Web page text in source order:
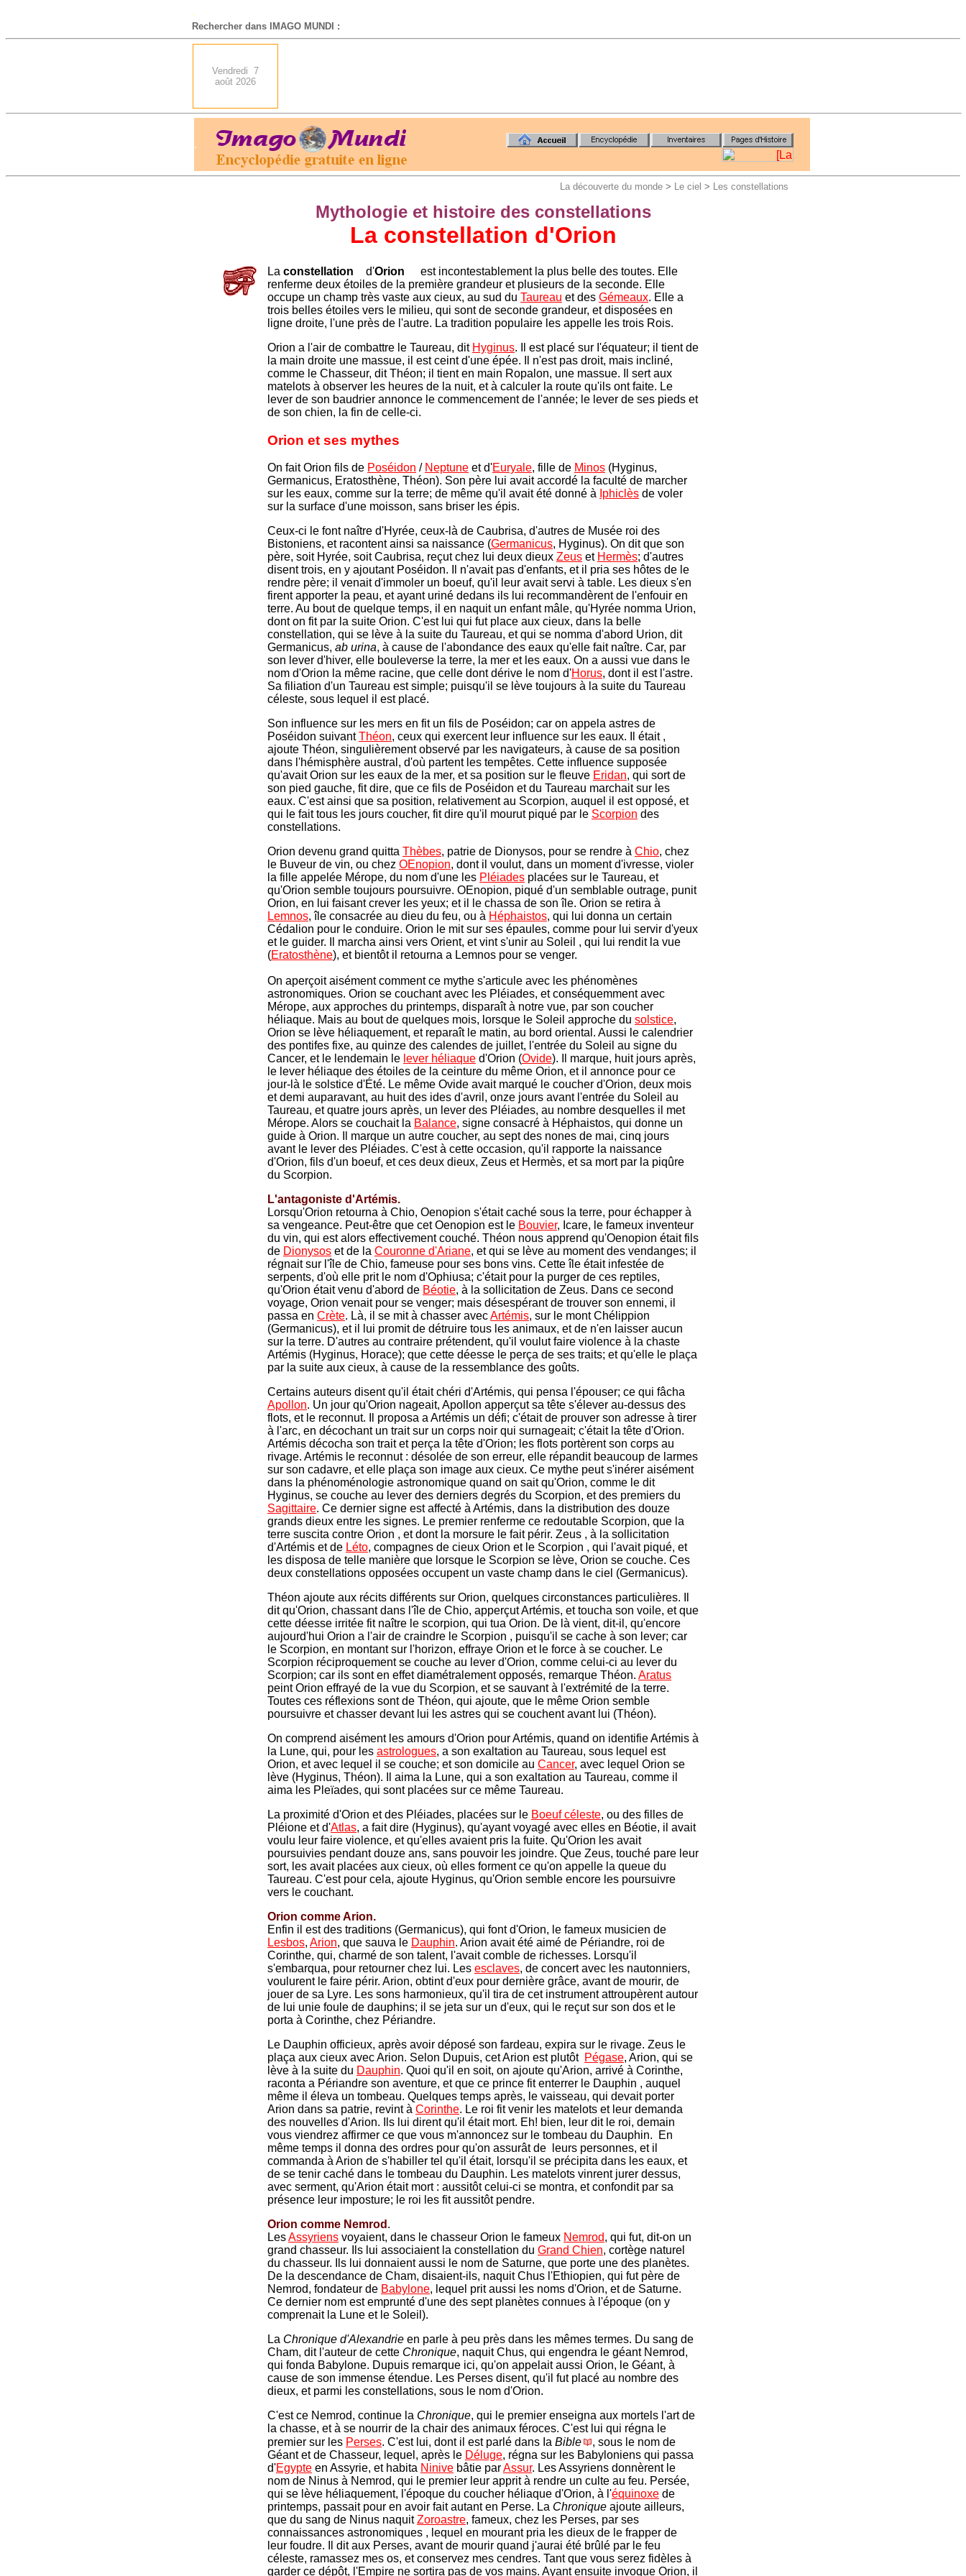
-
Rechercher dans IMAGO MUNDI :
Vendredi 7
août 2026
.
La découverte du monde > Le ciel > Les constellations
Mythologie et histoire des constellations
La constellation d'Orion
La constellation d'Orion
est incontestablement la plus belle des toutes. Elle
renferme deux étoiles de la première grandeur et plusieurs de la seconde. Elle
occupe un champ très vaste aux cieux, au sud du Taureau et des Gémeaux. Elle a
trois belles étoiles vers le milieu, qui sont de seconde grandeur, et disposées en
ligne droite, l'une près de l'autre. La tradition populaire les appelle les trois Rois.
Orion a l'air de combattre le Taureau, dit Hyginus. Il est placé sur I'équateur; il tient de
la main droite une massue, il est ceint d'une épée. Il n'est pas droit, mais incliné,
comme le Chasseur, dit Théon; il tient en main Ropalon, une massue. Il sert aux
matelots à observer les heures de la nuit, et à calculer la route qu'ils ont faite. Le
lever de son baudrier annonce le commencement de l'année; le lever de ses pieds et
de son chien, la fin de celle-ci.
Orion et ses mythes
On fait Orion fils de Poséidon / Neptune et d'Euryale, fille de Minos (Hyginus,
Germanicus, Eratosthène, Théon). Son père lui avait accordé la faculté de marcher
sur les eaux, comme sur la terre; de même qu'il avait été donné à Iphiclès de voler
sur la surface d'une moisson, sans briser les épis.
Ceux-ci le font naître d'Hyrée, ceux-là de Caubrisa, d'autres de Musée roi des
Bistoniens, et racontent ainsi sa naissance (Germanicus, Hyginus). On dit que son
père, soit Hyrée, soit Caubrisa, reçut chez lui deux dieux Zeus et Hermès; d'autres
disent trois, en y ajoutant Poséidon. Il n'avait pas d'enfants, et il pria ses hôtes de le
rendre père; il venait d'immoler un boeuf, qu'il leur avait servi à table. Les dieux s'en
firent apporter la peau, et ayant uriné dedans ils lui recommandèrent de l'enfouir en
terre. Au bout de quelque temps, il en naquit un enfant mâle, qu'Hyrée nomma Urion,
dont on fit par la suite Orion. C'est lui qui fut place aux cieux, dans la belle
constellation, qui se lève à la suite du Taureau, et qui se nomma d'abord Urion, dit
Germanicus, ab urina, à cause de l'abondance des eaux qu'elle fait naître. Car, par
son lever d'hiver, elle bouleverse la terre, la mer et les eaux. On a aussi vue dans le
nom d'Orion la même racine, que celle dont dérive le nom d'Horus, dont il est l'astre.
Sa filiation d'un Taureau est simple; puisqu'il se lève toujours à la suite du Taureau
céleste, sous lequel il est placé.
Son influence sur les mers en fit un fils de Poséidon; car on appela astres de
Poséidon suivantThéon, ceux qui exercent leur influence sur les eaux. Il était ,
ajoute Théon, singulièrement observé par les navigateurs, à cause de sa position
dans l'hémisphère austral, d'où partent les tempêtes. Cette influence supposée
qu'avait Orion sur les eaux de la mer, et sa position sur le fleuve Eridan, qui sort de
son pied gauche, fit dire, que ce fils de Poséidon et du Taureau marchait sur les
eaux. C'est ainsi que sa position, relativement au Scorpion, auquel il est opposé, et
qui le fait tous les jours coucher, fit dire qu'il mourut piqué par le Scorpion des
constellations.
Orion devenu grand quitta Thèbes, patrie de Dionysos, pour se rendre à Chio, chez
le Buveur de vin, ou chez OEnopion, dont il voulut, dans un moment d'ivresse, violer
la fille appelée Mérope, du nom d'une les Pléiades placées sur le Taureau, et
qu'Orion semble toujours poursuivre. OEnopion, piqué d'un semblable outrage, punit
Orion, en lui faisant crever les yeux; et il le chassa de son île. Orion se retira à
Lemnos, île consacrée au dieu du feu, ou à Héphaistos, qui lui donna un certain
Cédalion pour le conduire. Orion le mit sur ses épaules, comme pour lui servir d'yeux
et le guider. Il marcha ainsi vers Orient, et vint s'unir au Soleil , qui lui rendit la vue
(Eratosthène), et bientôt il retourna a Lemnos pour se venger.
On aperçoit aisément comment ce mythe s'articule avec les phénomènes
astronomiques. Orion se couchant avec les Pléiades, et conséquemment avec
Mérope, aux approches du printemps, disparaît à notre vue, par son coucher
héliaque. Mais au bout de quelques mois, lorsque le Soleil approche du solstice,
Orion se lève héliaquement, et reparaît le matin, au bord oriental. Aussi le calendrier
des pontifes fixe, au quinze des calendes de juillet, l'entrée du Soleil au signe du
Cancer, et le lendemain le lever héliaque d'Orion (Ovide). Il marque, huit jours après,
le lever héliaque des étoiles de la ceinture du même Orion, et il annonce pour ce
jour-là le solstice d'Été. Le même Ovide avait marqué le coucher d'Orion, deux mois
et demi auparavant, au huit des ides d'avril, onze jours avant l'entrée du Soleil au
Taureau, et quatre jours après, un lever des Pléiades, au nombre desquelles il met
Mérope. Alors se couchait la Balance, signe consacré à Héphaistos, qui donne un
guide à Orion. Il marque un autre coucher, au sept des nones de mai, cinq jours
avant le lever des Pléiades. C'est à cette occasion, qu'il rapporte la naissance
d'Orion, fils d'un boeuf, et ces deux dieux, Zeus et Hermès, et sa mort par la piqûre
du Scorpion.
L'antagoniste d'Artémis.
Lorsqu'Orion retourna à Chio, Oenopion s'était caché sous la terre, pour échapper à
sa vengeance. Peut-être que cet Oenopion est le Bouvier, Icare, le fameux inventeur
du vin, qui est alors effectivement couché. Théon nous apprend qu'Oenopion était fils
de Dionysos et de la Couronne d'Ariane, et qui se lève au moment des vendanges; il
régnait sur l'île de Chio, fameuse pour ses bons vins. Cette île était infestée de
serpents, d'où elle prit le nom d'Ophiusa; c'était pour la purger de ces reptiles,
qu'Orion était venu d'abord de Béotie, à la sollicitation de Zeus. Dans ce second
voyage, Orion venait pour se venger; mais désespérant de trouver son ennemi, il
passa en Crète. Là, il se mit à chasser avecArtémis, sur le mont Chélippion
(Germanicus), et il lui promit de détruire tous les animaux, et de n'en laisser aucun
sur la terre. D'autres au contraire prétendent, qu'il voulut faire violence à la chaste
Artémis (Hyginus, Horace); que cette déesse le perça de ses traits; et qu'elle le plaça
par la suite aux cieux, à cause de la ressemblance des goûts.
Certains auteurs disent qu'il était chéri d'Artémis, qui pensa l'épouser; ce qui fâcha
Apollon. Un jour qu'Orion nageait, Apollon apperçut sa tête s'élever au-dessus des
flots, et le reconnut. Il proposa a Artémis un défi; c'était de prouver son adresse à tirer
à l'arc, en décochant un trait sur un corps noir qui surnageait; c'était la tête d'Orion.
Artémis décocha son trait et perça la tête d'Orion; les flots portèrent son corps au
rivage. Artémis le reconnut : désolée de son erreur, elle répandit beaucoup de larmes
sur son cadavre, et elle plaça son image aux cieux. Ce mythe peut s'inérer aisément
dans la phénoménologie astronomique quand on sait qu'Orion, comme le dit
Hyginus, se couche au lever des derniers degrés du Scorpion, et des premiers du
Sagittaire. Ce dernier signe est affecté à Artémis, dans la distribution des douze
grands dieux entre les signes. Le premier renferme ce redoutable Scorpion, que la
terre suscita contre Orion , et dont la morsure le fait périr. Zeus , à la sollicitation
d'Artémis et de Léto, compagnes de cieux Orion et le Scorpion , qui l'avait piqué, et
les disposa de telle manière que lorsque le Scorpion se lève, Orion se couche. Ces
deux constellations opposées occupent un vaste champ dans le ciel (Germanicus).
Théon ajoute aux récits différents sur Orion, quelques circonstances particulières. Il
dit qu'Orion, chassant dans l'île de Chio, apperçut Artémis, et toucha son voile, et que
cette déesse irritée fit naître le scorpion, qui tua Orion. De là vient, dit-il, qu'encore
aujourd'hui Orion a l'air de craindre le Scorpion , puisqu'il se cache à son lever; car
le Scorpion, en montant sur l'horizon, effraye Orion et le force à se coucher. Le
Scorpion réciproquement se couche au lever d'Orion, comme celui-ci au lever du
Scorpion; car ils sont en effet diamétralement opposés, remarque Théon. Aratus
peint Orion effrayé de la vue du Scorpion, et se sauvant à l'extrémité de la terre.
Toutes ces réflexions sont de Théon, qui ajoute, que le même Orion semble
poursuivre et chasser devant lui les astres qui se couchent avant lui (Théon).
On comprend aisément les amours d'Orion pour Artémis, quand on identifie Artémis à
la Lune, qui, pour les astrologues, a son exaltation au Taureau, sous lequel est
Orion, et avec lequel il se couche; et son domicile au Cancer, avec lequel Orion se
lève (Hyginus, Théon). Il aima la Lune, qui a son exaltation au Taureau, comme il
aima les Pleïades, qui sont placées sur ce même Taureau.
La proximité d'Orion et des Pléiades, placées sur le Boeuf céleste, ou des filles de
Pléione et d'Atlas, a fait dire (Hyginus), qu'ayant voyagé avec elles en Béotie, il avait
voulu leur faire violence, et qu'elles avaient pris la fuite. Qu'Orion les avait
poursuivies pendant douze ans, sans pouvoir les joindre. Que Zeus, touché pare leur
sort, les avait placées aux cieux, où elles forment ce qu'on appelle la queue du
Taureau. C'est pour cela, ajoute Hyginus, qu'Orion semble encore les poursuivre
vers le couchant.
Orion comme Arion.
Enfin il est des traditions (Germanicus), qui font d'Orion, le fameux musicien de
Lesbos, Arion, que sauva le Dauphin. Arion avait été aimé de Périandre, roi de
Corinthe, qui, charmé de son talent, l'avait comble de richesses. Lorsqu'il
s'embarqua, pour retourner chez lui. Les esclaves, de concert avec les nautonniers,
voulurent le faire périr. Arion, obtint d'eux pour dernière grâce, avant de mourir, de
jouer de sa Lyre. Les sons harmonieux, qu'il tira de cet instrument attroupèrent autour
de lui unie foule de dauphins; il se jeta sur un d'eux, qui le reçut sur son dos et le
porta à Corinthe, chez Périandre.
Le Dauphin officieux, après avoir déposé son fardeau, expira sur le rivage. Zeus le
plaça aux cieux avec Arion. Selon Dupuis, cet Arion est plutôt Pégase, Arion, qui se
lève à la suite du Dauphin. Quoi qu'il en soit, on ajoute qu'Arion, arrivé à Corinthe,
raconta a Périandre son aventure, et que ce prince fit enterrer le Dauphin , auquel
même il éleva un tombeau. Quelques temps après, le vaisseau, qui devait porter
Arion dans sa patrie, revint à Corinthe. Le roi fit venir les matelots et leur demanda
des nouvelles d'Arion. Ils lui dirent qu'il était mort. Eh! bien, leur dit le roi, demain
vous viendrez affirmer ce que vous m'annoncez sur le tombeau du Dauphin. En
même temps il donna des ordres pour qu'on assurât de leurs personnes, et il
commanda à Arion de s'habiller tel qu'il était, lorsqu'il se précipita dans les eaux, et
de se tenir caché dans le tombeau du Dauphin. Les matelots vinrent jurer dessus,
avec serment, qu'Arion était mort : aussitôt celui-ci se montra, et confondit par sa
présence leur imposture; le roi les fit aussitôt pendre.
Orion comme Nemrod .
LesAssyriens voyaient, dans le chasseur Orion le fameux Nemrod, qui fut, dit-on un
grand chasseur. Ils lui associaient la constellation du Grand Chien, cortège naturel
du chasseur. Ils lui donnaient aussi le nom de Saturne, que porte une des planètes.
De la descendance de Cham, disaient-ils, naquit Chus l'Ethiopien, qui fut père de
Nemrod, fondateur de Babylone, lequel prit aussi les noms d'Orion, et de Saturne.
Ce dernier nom est emprunté d'une des sept planètes connues à l'époque (on y
comprenait la Lune et le Soleil).
La Chronique d'Alexandrie en parle à peu près dans les mêmes termes. Du sang de
Cham, dit l'auteur de cette Chronique, naquit Chus, qui engendra le géant Nemrod,
qui fonda Babylone. Dupuis remarque ici, qu'on appelait aussi Orion, le Géant, à
cause de son immense étendue. Les Perses disent, qu'il fut placé au nombre des
dieux, et parmi les constellations, sous le nom d'Orion.
C'est ce Nemrod, continue la Chronique, qui le premier enseigna aux mortels l'art de
la chasse, et à se nourrir de la chair des animaux féroces. C'est lui qui régna le
premier sur les Perses. C'est lui, dont il est parlé dans Ia Bible
, sous le nom de
Géant et de Chasseur, lequel, après le Déluge, régna sur les Babyloniens qui passa
d'Egypte en Assyrie, et habita Ninive bâtie parAssur. Les Assyriens donnèrent le
nom de Ninus à Nemrod, qui le premier leur apprit à rendre un culte au feu. Persée,
qui se lève héliaquement, l'époque du coucher héliaque d'Orion, à l'équinoxe de
printemps, passait pour en avoir fait autant en Perse. La Chronique ajoute ailleurs,
que du sang de Ninus naquitZoroastre, fameux, chez les Perses, par ses
connaissances astronomiques , lequel en mourant pria les dieux de le frapper de
leur foudre. Il dit aux Perses, avant de mourir quand j'aurai été brûlé par le feu
céleste, ramassez mes os, et conservez mes cendres. Tant que vous serez fidèles à
garder ce dépôt, l'Empire ne sortira pas de vos mains. Ayant ensuite invoque Orion, il